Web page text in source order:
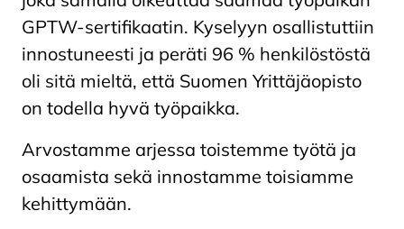
GPTW-sertifikaatin. Kyselyyn osallistuttiin
innostuneesti ja peräti 96 % henkilöstöstä
oli sitä mieltä, että Suomen Yrittäjäopisto
on todella hyvä työpaikka.
Arvostamme arjessa toistemme työtä ja
osaamista sekä innostamme toisiamme
kehittymään.